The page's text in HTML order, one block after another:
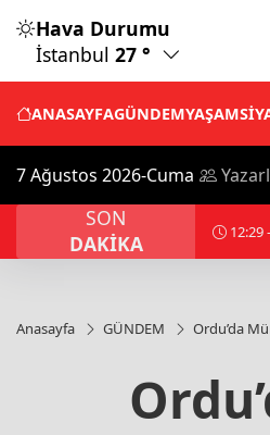
Hava Durumu
İstanbul 27 °
ANASAYFAGÜNDEMYAŞAM
7 Ağustos 2026-Cuma
SON
DAKİKA
12:30
Anasayfa GÜNDEM Ordu’da